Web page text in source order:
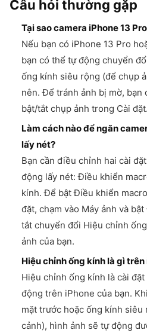
Câu hỏi thường gặp
Tại sao camera iPhone 13
Nếu bạn có iPhone 13 Pro
bạn có thể tự động chuyển
ống kính siêu rộng (để chụp
nên. Để tránh ảnh bị mờ, bạn
bật/tắt chụp ảnh trong Cài đặt.
Làm cách nào để ngăn
lấy nét?
Bạn cần điều chỉnh hai cài
động lấy nét: Điều khiển
kính. Để bật Điều khiển
đặt, chạm vào Máy ảnh và
tắt chuyển đổi Hiệu chỉnh
ảnh của bạn.
Hiệu chỉnh ống kính là gì trên
Hiệu chỉnh ống kính là cài
động trên iPhone của bạn.
mặt trước hoặc ống kính siêu
cảnh), hình ảnh sẽ tự động